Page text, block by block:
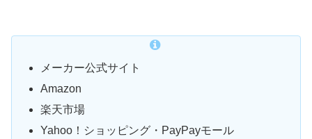
メーカー公式サイト
Amazon
楽天市場
Yahoo！ショッピング・PayPayモール